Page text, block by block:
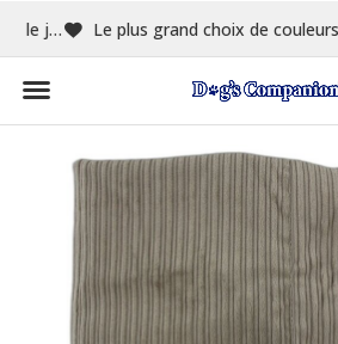
Le plus grand choix de couleurs et de tissus